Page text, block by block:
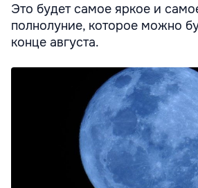
Это будет самое яркое и
полнолуние, которое можно
конце августа.